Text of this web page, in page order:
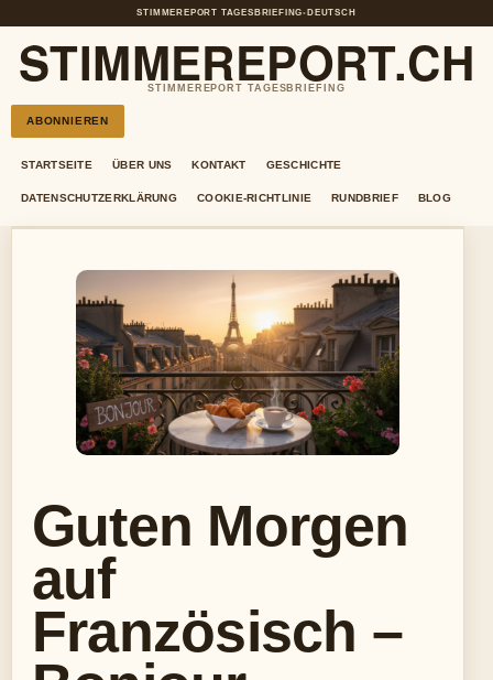
STIMMEREPORT TAGESBRIEFING• DEUTSCH
STIMMEREPORT.CH
STIMMEREPORT TAGESBRIEFING
ABONNIEREN
STARTSEITE ÜBER UNS KONTAKT GESCHICHTE
DATENSCHUTZERKLÄRUNG COOKIE-RICHTLINIE RUNDBRIEF BLOG
Guten Morgen
auf
Französisch –